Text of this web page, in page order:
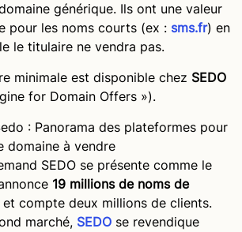
générique. Ils ont une valeur
pour les noms courts (ex : sms.fr) en
le titulaire ne vendra pas.
minimale est disponible chez SEDO
for Domain Offers »).
: Panorama des plateformes pour
domaine à vendre
SEDO se présente comme le
19 millions de noms de
et compte deux millions de clients.
marché, SEDO se revendique